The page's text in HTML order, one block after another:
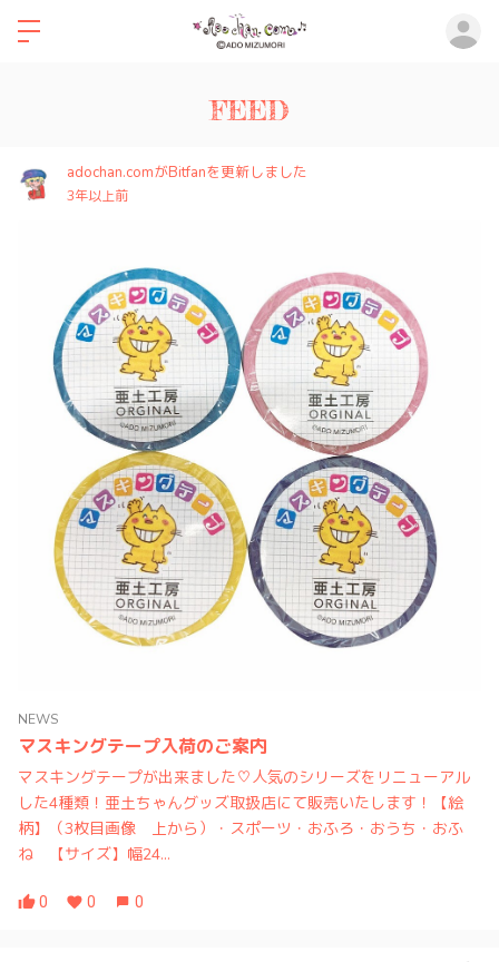
FEED
adochan.comがBitfanを更新しました
3年以上前
NEWS
マスキングテープ入荷のご案内
マスキングテープが出来ました♡人気のシリーズをリニューアル
した4種類！亜土ちゃんグッズ取扱店にて販売いたします！【絵
柄】（3枚目画像 上から）・スポーツ・おふろ・おうち・おふ
ね 【サイズ】幅24...
0 0 0